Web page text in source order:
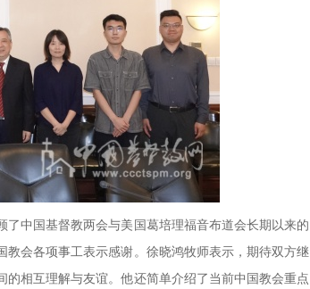
中国基督教两会与美国葛培理福音布道会长期以来的
会各项事工表示感谢。徐晓鸿牧师表示，期待双方继
相互理解与友谊。他还简单介绍了当前中国教会重点